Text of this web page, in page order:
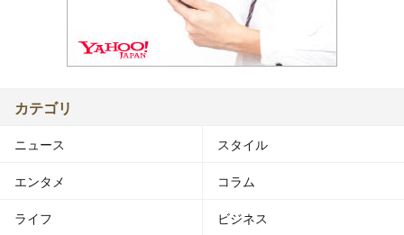
カテゴリ
ニュース スタイル
エンタメ コラム
ライフ ビジネス